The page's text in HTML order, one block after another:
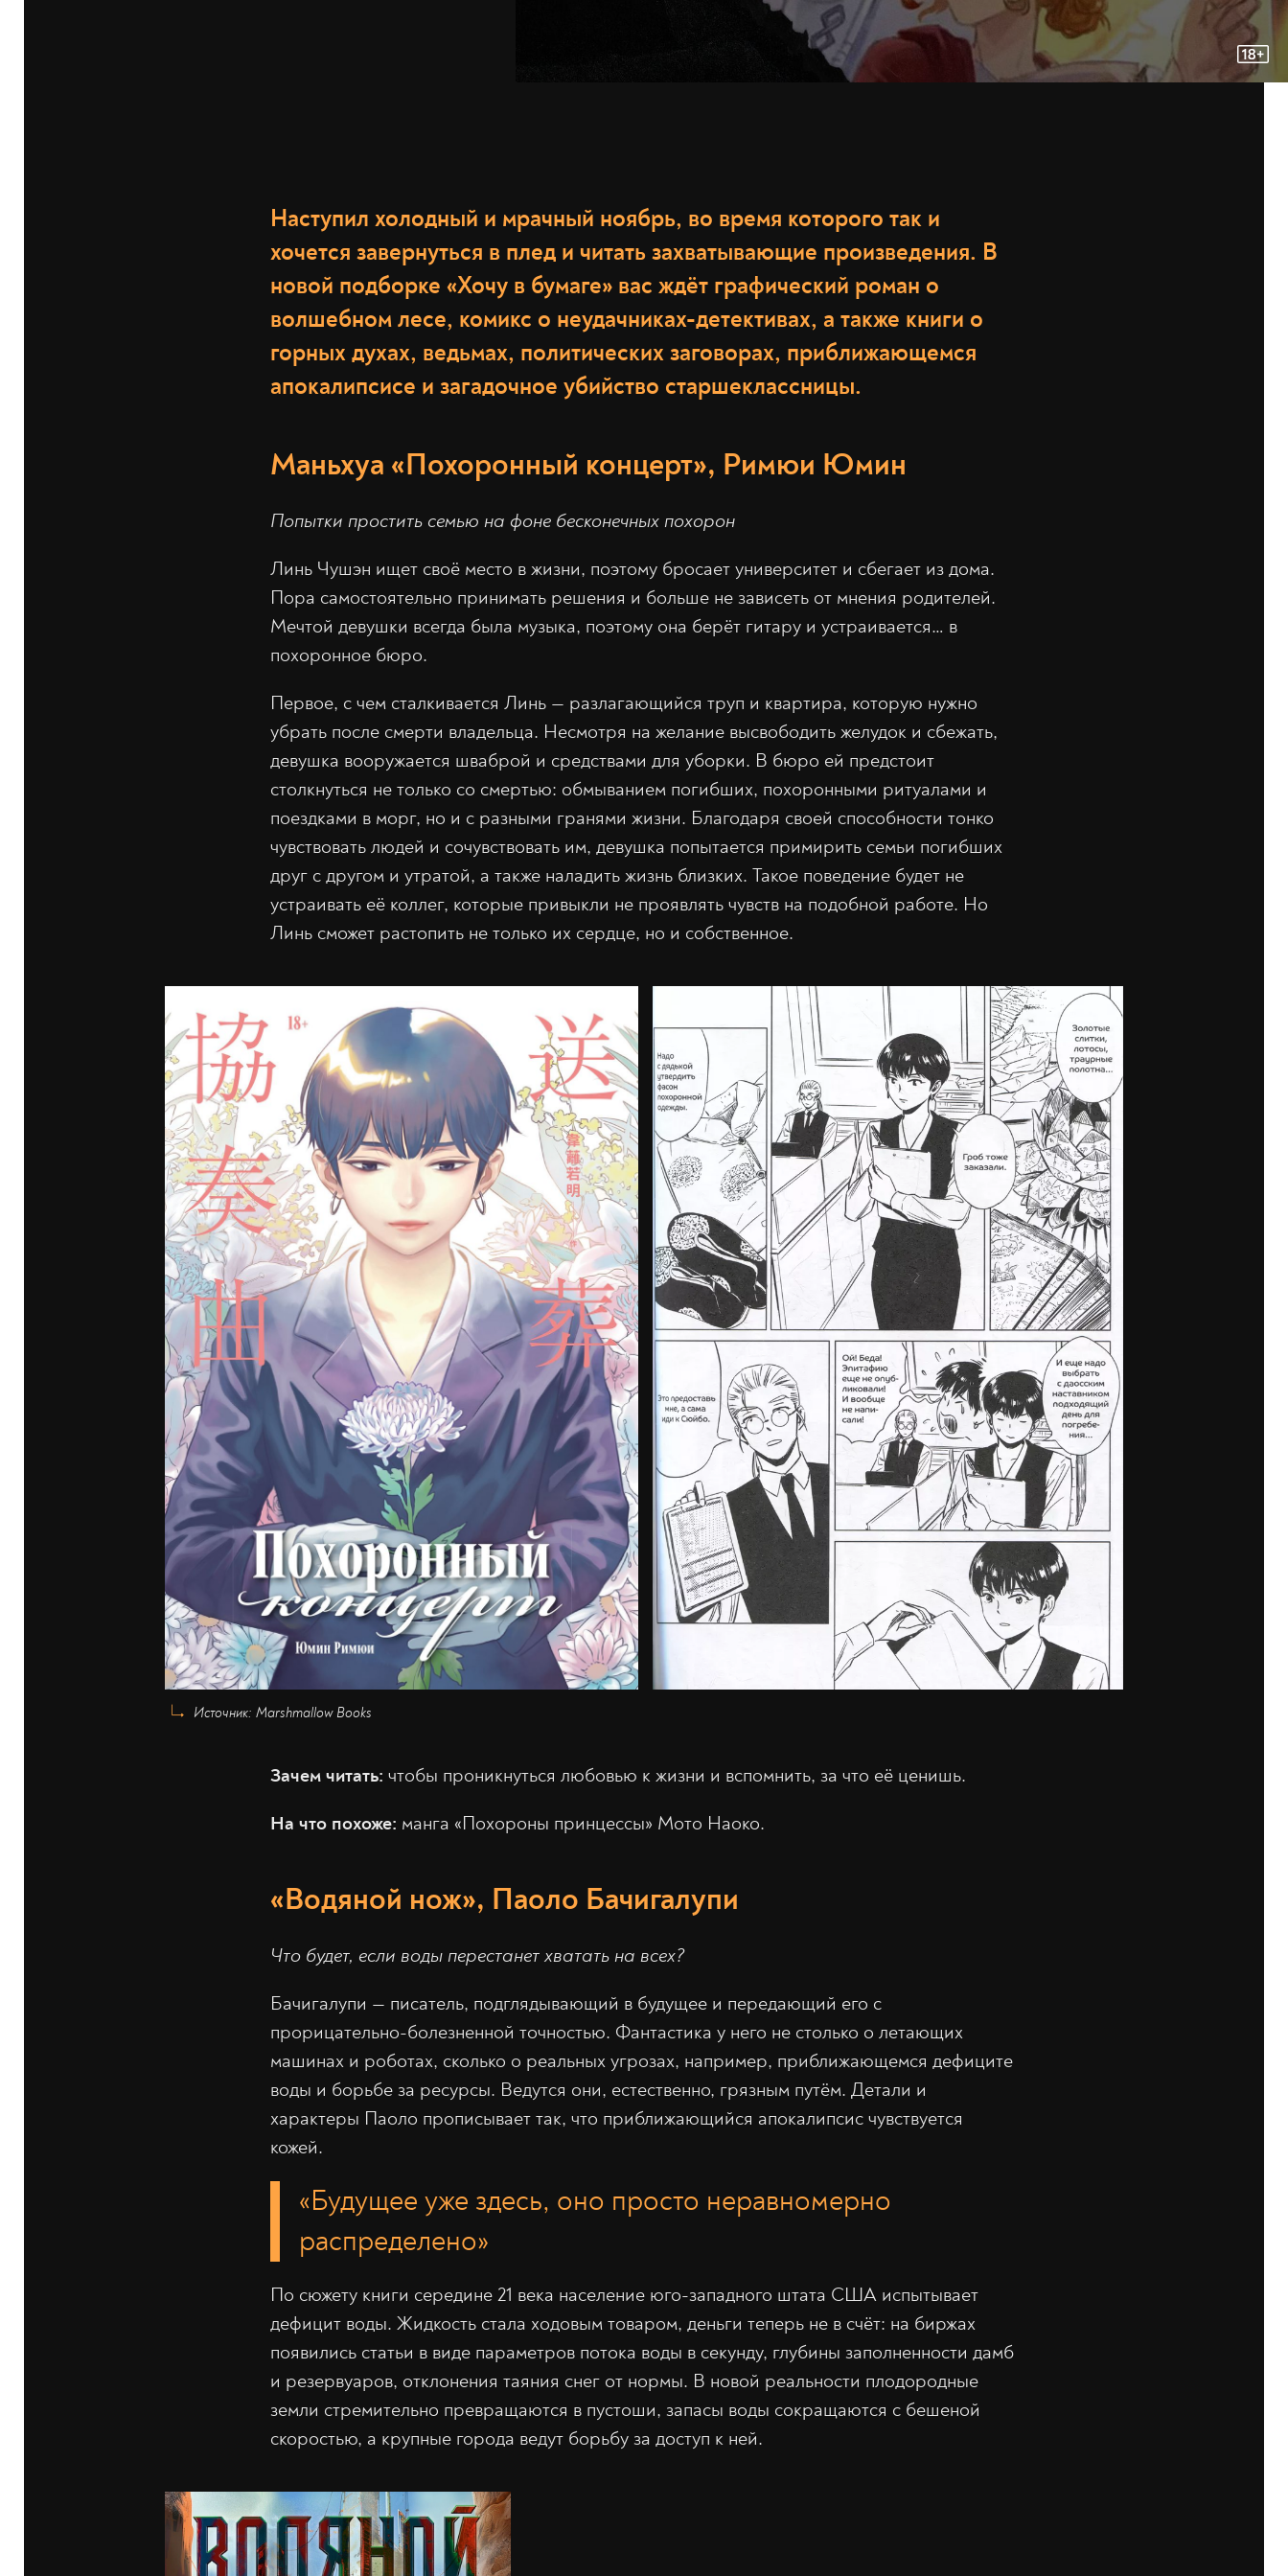
Наступил холодный и мрачный ноябрь, во время которого так и
хочется завернуться в плед и читать захватывающие произведения. В
новой подборке «Хочу в бумаге» вас ждёт графический роман о
волшебном лесе, комикс о неудачниках-детективах, а также книги о
горных духах, ведьмах, политических заговорах, приближающемся
апокалипсисе и загадочное убийство старшеклассницы.
Маньхуа «Похоронный концерт», Римюи Юмин
Попытки простить семью на фоне бесконечных похорон
Линь Чушэн ищет своё место в жизни, поэтому бросает университет и сбегает из дома.
Пора самостоятельно принимать решения и больше не зависеть от мнения родителей.
Мечтой девушки всегда была музыка, поэтому она берёт гитару и устраивается… в
похоронное бюро.
Первое, с чем сталкивается Линь — разлагающийся труп и квартира, которую нужно
убрать после смерти владельца. Несмотря на желание высвободить желудок и сбежать,
девушка вооружается шваброй и средствами для уборки. В бюро ей предстоит
столкнуться не только со смертью: обмыванием погибших, похоронными ритуалами и
поездками в морг, но и с разными гранями жизни. Благодаря своей способности тонко
чувствовать людей и сочувствовать им, девушка попытается примирить семьи погибших
друг с другом и утратой, а также наладить жизнь близких. Такое поведение будет не
устраивать её коллег, которые привыкли не проявлять чувств на подобной работе. Но
Линь сможет растопить не только их сердце, но и собственное.
Источник: Marshmallow Books
Зачем читать: чтобы проникнуться любовью к жизни и вспомнить, за что её ценишь.
На что похоже: манга «Похороны принцессы» Мото Наоко.
«Водяной нож», Паоло Бачигалупи
Что будет, если воды перестанет хватать на всех?
Бачигалупи — писатель, подглядывающий в будущее и передающий его с
прорицательно-болезненной точностью. Фантастика у него не столько о летающих
машинах и роботах, сколько о реальных угрозах, например, приближающемся дефиците
воды и борьбе за ресурсы. Ведутся они, естественно, грязным путём. Детали и
характеры Паоло прописывает так, что приближающийся апокалипсис чувствуется
кожей.
«Будущее уже здесь, оно просто неравномерно
распределено»
По сюжету книги середине 21 века население юго-западного штата США испытывает
дефицит воды. Жидкость стала ходовым товаром, деньги теперь не в счёт: на биржах
появились статьи в виде параметров потока воды в секунду, глубины заполненности дамб
и резервуаров, отклонения таяния снег от нормы. В новой реальности плодородные
земли стремительно превращаются в пустоши, запасы воды сокращаются с бешеной
скоростью, а крупные города ведут борьбу за доступ к ней.